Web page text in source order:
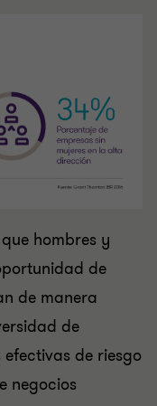
hombres y
de
de manera
de
de riesgo
negocios